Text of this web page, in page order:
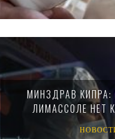
МИНЗДРАВ КИПРА:
ЛИМАССОЛЕ НЕТ